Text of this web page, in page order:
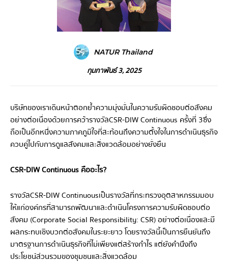
NATUR Thailand
กุมภาพันธ์ 3, 2025
บริษัทของเราเดินหน้าตอกย้ำความมุ่งมั่นในความรับผิดชอบต่อสังคม
อย่างต่อเนื่อง ด้วยการคว้ารางวัล CSR-DIW Continuous ครั้งที่ 3 ซึ่ง
ถือเป็นอีกหนึ่งความภาคภูมิใจที่สะท้อนถึงความตั้งใจในการดำเนินธุรกิจ
ควบคู่ไปกับการดูแลสังคมและสิ่งแวดล้อมอย่างยั่งยืน
CSR-DIW Continuous คืออะไร?
รางวัล CSR-DIW Continuous เป็นรางวัลที่กระทรวงอุตสาหกรรมมอบ
ให้แก่องค์กรที่สามารถพัฒนาและดำเนินโครงการความรับผิดชอบต่อ
สังคม (Corporate Social Responsibility: CSR) อย่างต่อเนื่องและมี
ผลกระทบเชิงบวกต่อสังคมในระยะยาว โดยรางวัลนี้เป็นการยืนยันถึง
มาตรฐานการดำเนินธุรกิจที่ไม่เพียงแต่สร้างกำไร แต่ยังคำนึงถึง
ประโยชน์ส่วนรวมของชุมชนและสิ่งแวดล้อม